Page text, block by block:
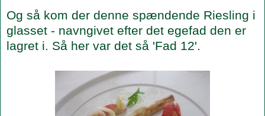
Og så kom der denne spændende Riesling i
glasset - navngivet efter det egefad den er
lagret i. Så her var det så 'Fad 12'.